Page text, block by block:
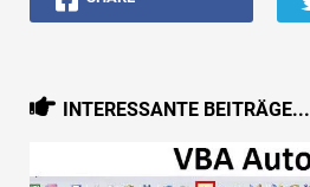
INTERESSANTE BEITRÄGE...